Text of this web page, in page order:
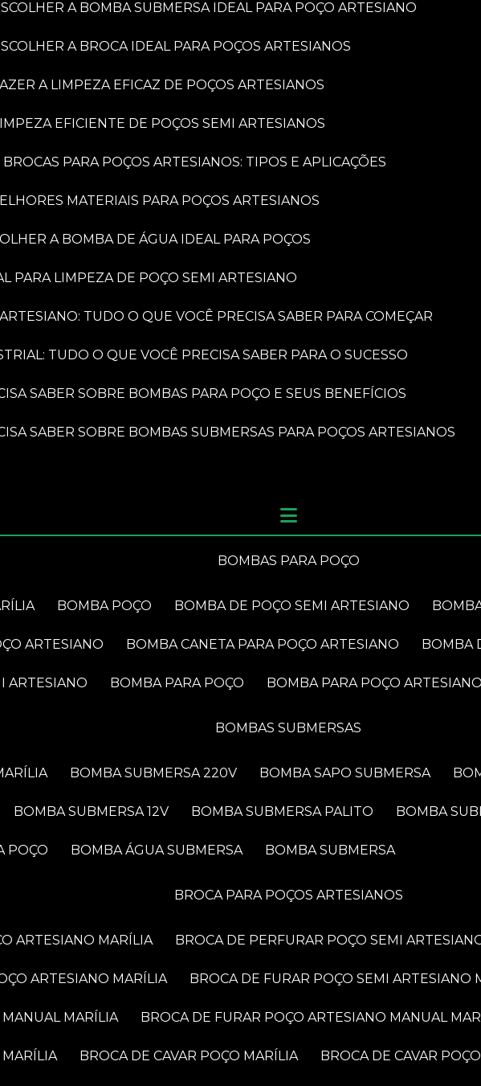
A BOMBA SUBMERSA IDEAL PARA POÇO ARTESIANO
A BROCA IDEAL PARA POÇOS ARTESIANOS
A LIMPEZA EFICAZ DE POÇOS ARTESIANOS
EFICIENTE DE POÇOS SEMI ARTESIANOS
BROCAS PARA POÇOS ARTESIANOS: TIPOS E APLICAÇÕES
MATERIAIS PARA POÇOS ARTESIANOS
A BOMBA DE ÁGUA IDEAL PARA POÇOS
PARA LIMPEZA DE POÇO SEMI ARTESIANO
TUDO O QUE VOCÊ PRECISA SABER PARA COMEÇAR
TUDO O QUE VOCÊ PRECISA SABER PARA O SUCESSO
SABER SOBRE BOMBAS PARA POÇO E SEUS BENEFÍCIOS
SABER SOBRE BOMBAS SUBMERSAS PARA POÇOS ARTESIANOS
BOMBAS PARA POÇO
BOMBA POÇO BOMBA DE POÇO SEMI ARTESIANO
ARTESIANO BOMBA CANETA PARA POÇO ARTESIANO
ARTESIANO BOMBA PARA POÇO BOMBA PARA POÇO ARTESIANO
BOMBAS SUBMERSAS
BOMBA SUBMERSA 220V BOMBA SAPO SUBMERSA
BOMBA SUBMERSA 12V BOMBA SUBMERSA PALITO BOMBA
POÇO BOMBA ÁGUA SUBMERSA BOMBA SUBMERSA
BROCA PARA POÇOS ARTESIANOS
ARTESIANO MARÍLIA BROCA DE PERFURAR POÇO SEMI
ARTESIANO MARÍLIA BROCA DE FURAR POÇO SEMI ARTESIANO
MANUAL MARÍLIA BROCA DE FURAR POÇO ARTESIANO MANUAL
MARÍLIA BROCA DE CAVAR POÇO MARÍLIA BROCA DE CAVAR